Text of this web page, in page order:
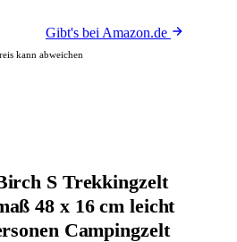
Gibt's bei Amazon.de
kann abweichen
S Trekkingzelt
48 x 16 cm leicht
Campingzelt